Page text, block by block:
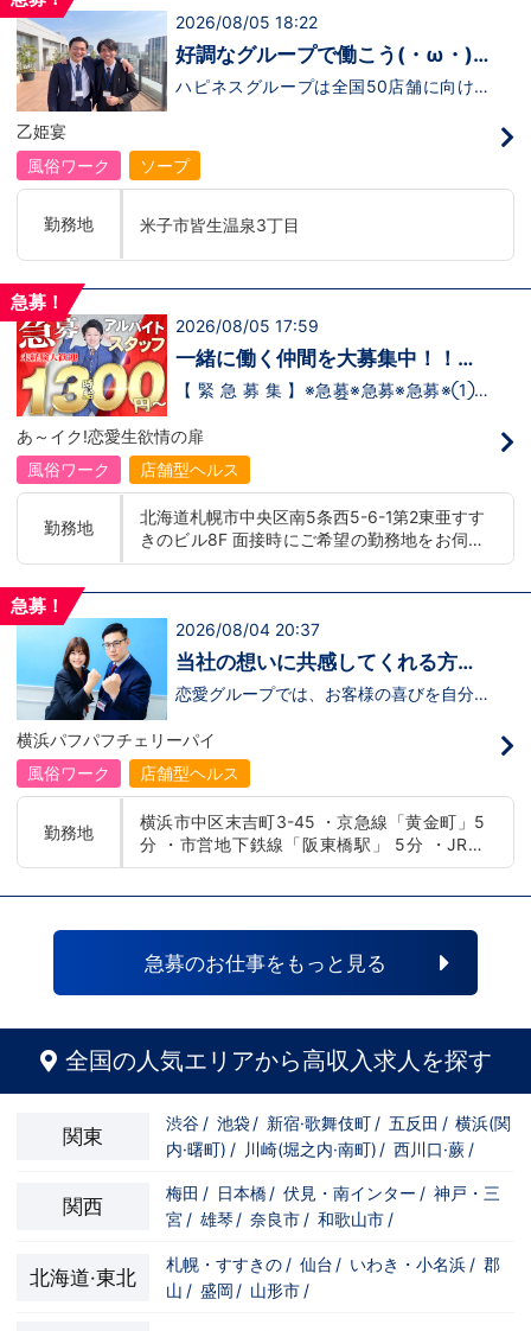
もしれません。アナタからのご連絡お待ち
しております。
は年功序列ではなく実力主義です。 頑張
り次第でいくらでも店長や幹部枠への昇格
が可能なんです！力のある方には必要な席
をしっかりご用意できる環境ですのでご安
水戸：水戸駅からバス5分 北海道 札幌：すす
きの駅から徒歩5分 中国・四国 鳥取：米子市
皆生温泉 愛媛：松山道後温泉 九州・沖縄 福
岡：中洲川端駅から徒歩8分 沖縄：那覇市※出
店準備中 他にも続々出店予定 遠方からのご応
2026/08/05 18:22
好調なグループで働こう(・ω・)
ノ
ハピネスグループは全国50店舗に向けて
有！！ つまり・・・ハピネスグループの
中でも、今！1番役職に就けるチャンスが
「今」入社するべきじゃないです
か！？！？ のし上がりたいなら、このビ
ッグチャンス見逃さないでください！！チ
か？？当グループは年功序列ではなく実力
や幹部枠への昇格が可能なんです！力のあ
る方には必要な席をしっかりご用意できる
環境ですのでご安心ください。実際に入社
後、最短で8ヶ月で店長になった先輩もい
んか！？ 勿論、男性だけではなく女性も
活躍中。ハピネスグループ初の女性店長だ
って目指せます。それでもまだ迷ってるっ
て方は是非オフィシャルサイトをご覧下さ
お手数ですがコピー＆ペーストしてURLを
開いていただければです。先輩のインタビ
ュー動画など、アナタが一歩踏み出すキッ
非ご覧ください(^^)鳥取米子で 「オトコの
480万円＋目標達成報奨金100万円☆※今
だけ限定引越し代も当社負担！！！
乙姫宴
風俗ワーク
ソープ
勤務地 米子市皆生温泉3丁目
急募！
2026/08/05 17:59
一緒に働く仲間を大募集中！！
【アルバイト・送迎ドライバー急
【 緊 急 募 集 】※急募※急募※急募※①ス
バー！店舗間5分程度お客様を送迎するだ
け！時給：①1,300円～②1,100円～勤務
時間：①早番：8:00～18:00 （食事休憩
あり：実働9時間） 遅番：16:00～翌
日祝日の日中(9時～16時位まで)、平日夜
(夕方～24時位まで)※ご希望があれば、そ
の他のシフト調整も可能です。お気軽にご
であればOK！②ご自身の車持ち込み
用時は時給変動あり）「今すぐ稼ぎた
い！」「業界に興味はあるけどちょっと不
安...」「運転が好き！」という方、大歓
迎！スピード採用中につき、ご応募はお急
喜びを自分自身の喜びに感じられるような
人物を求めています！・接客が好き・お客
様が笑顔になると自分も嬉しい・お客様だ
けでなく、働く仲間もキャストさんも笑顔
為にはどうしたらいいのか？を考えられる
上記のような方が当グループでは活躍の場
を広げています。他にも…・失敗しても諦
い！・環境を変えてチャレンジしたい！・
経験がないからダメという事は一切なく、
自分の将来のビジョンの為にこうしたい！
こうなりたい！と強い意志を持ってる方に
も平等にチャンスがある職場になっていま
す。今働いてる先輩方は、異業種から転職
してきた方が圧倒的に多いです。「ちょっ
と求めてる人物像と自分は違うかも…？」
と思う方もいると思います。ですが、よく
考えてください。全てが当てはまる人の方
が少ないと思います。ココは自分にも当て
はまる！で十分なんです。まずは応募し
さい。その後、私たちの想いを説明させて
いただきます。その話の中で共感できる
か/出来ないかだと思います。ご応募お待
あ～イク!恋愛生欲情の扉
風俗ワーク
店舗型ヘルス
勤務地
北海道札幌市中央区南5条西5-6-1第2東亜すす
きのビル8F 面接時にご希望の勤務地をお伺い
し、配属店舗を決定いたします。 入社後の転
■横浜エリア：神奈川県横浜市中区 ・京急線
黄金町駅、日ノ出町駅 ・市営地下鉄阪東橋
駅、伊勢佐木長者町駅 ・JR横浜線関内駅 ■札
幌エリア：北海道札幌市 地下鉄南北線すすき
の駅
急募！
2026/08/04 20:37
当社の想いに共感してくれる方、
大募集‼
恋愛グループでは、お客様の喜びを自分自
います！・接客が好き・お客様が笑顔にな
ると自分も嬉しい・お客様だけでなく、働
く仲間もキャストさんも笑顔になると嬉し
い・喜んで(楽しんで)もらう為にはどうし
方が当グループでは活躍の場を広げていま
す。他にも…・失敗しても諦めない！・と
にかくやる気だけは負けない！・環境を変
をあげたい！など。接客業経験がないから
ジョンの為にこうしたい！こうなりたい！
と強い意志を持ってる方にも平等にチャン
スがある職場になっています。その為、未
経験からの応募も大歓迎です。今働いてる
倒的に多いです。「ちょっと求めてる人物
像と自分は違うかも…？」と思う方もいる
と思います。ですが、よく考えてくださ
い。全てが当てはまる人の方が少ないと思
います。ココは自分にも当てはまる！で十
分なんです。まずは応募して、面接時にあ
なたの想いを聞かせてください。その後、
その話の中で共感できるか/出来ないかだ
と思います。ご応募お待ちしておりま
す！！
横浜パフパフチェリーパイ
風俗ワーク
店舗型ヘルス
勤務地
横浜市中区末吉町3-45 ・京急線「黄金町」5
分 ・市営地下鉄線「阪東橋駅」 5分 ・JR線
「関内駅」15分
急募のお仕事をもっと見る
全国の人気エリアから高収入求人を探す
関東
渋谷 / 池袋 / 新宿·歌舞伎町 / 五反田 / 横浜(関
内·曙町) / 川崎(堀之内·南町) / 西川口·蕨 /
関西
梅田 / 日本橋 / 伏見・南インター / 神戸・三
宮 / 雄琴 / 奈良市 / 和歌山市 /
北海道·東北
札幌・すすきの / 仙台 / いわき・小名浜 / 郡
山 / 盛岡 / 山形市 /